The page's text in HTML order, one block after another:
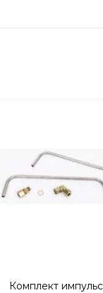
Комплект